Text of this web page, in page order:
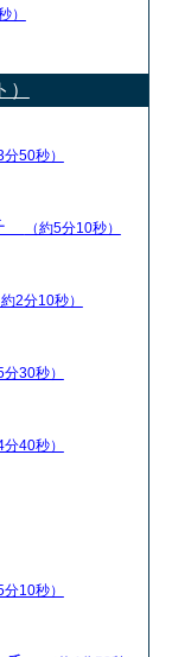
）
分50秒）
（約5分10秒）
約2分10秒）
分30秒）
分40秒）
分10秒）